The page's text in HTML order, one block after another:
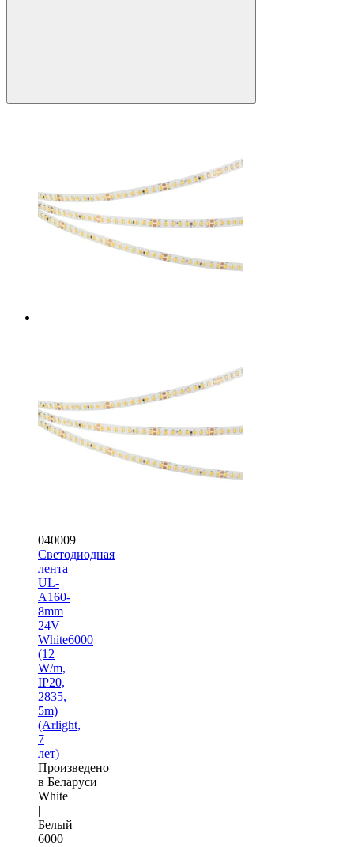
040009
Светодиодная
лента
UL-
A160-
8mm
24V
White6000
(12
W/m,
IP20,
2835,
5m)
(Arlight,
7
лет)
Произведено
в Беларуси
White
|
Белый
6000